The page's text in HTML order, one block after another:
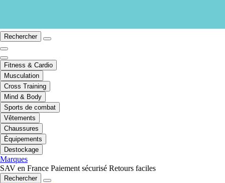
Rechercher
Fitness & Cardio
Musculation
Cross Training
Mind & Body
Sports de combat
Vêtements
Chaussures
Équipements
Destockage
Marques
SAV en France Paiement sécurisé Retours faciles
Rechercher